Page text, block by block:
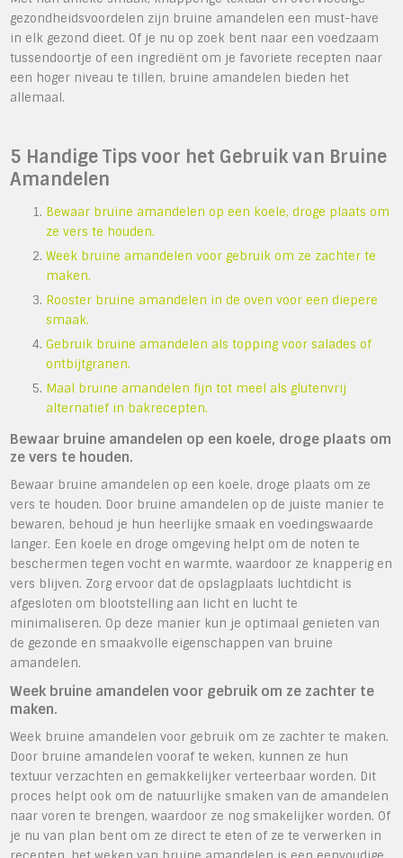
gezondheidsvoordelen zijn bruine amandelen een must-have
in elk gezond dieet. Of je nu op zoek bent naar een voedzaam
tussendoortje of een ingrediënt om je favoriete recepten naar
een hoger niveau te tillen, bruine amandelen bieden het
allemaal.
5 Handige Tips voor het Gebruik van Bruine
Amandelen
Bewaar bruine amandelen op een koele, droge plaats om
ze vers te houden.
Week bruine amandelen voor gebruik om ze zachter te
maken.
Rooster bruine amandelen in de oven voor een diepere
smaak.
Gebruik bruine amandelen als topping voor salades of
ontbijtgranen.
Maal bruine amandelen fijn tot meel als glutenvrij
alternatief in bakrecepten.
Bewaar bruine amandelen op een koele, droge plaats om
ze vers te houden.
Bewaar bruine amandelen op een koele, droge plaats om ze
vers te houden. Door bruine amandelen op de juiste manier te
bewaren, behoud je hun heerlijke smaak en voedingswaarde
langer. Een koele en droge omgeving helpt om de noten te
beschermen tegen vocht en warmte, waardoor ze knapperig en
vers blijven. Zorg ervoor dat de opslagplaats luchtdicht is
afgesloten om blootstelling aan licht en lucht te
minimaliseren. Op deze manier kun je optimaal genieten van
de gezonde en smaakvolle eigenschappen van bruine
amandelen.
Week bruine amandelen voor gebruik om ze zachter te
maken.
Week bruine amandelen voor gebruik om ze zachter te maken.
Door bruine amandelen vooraf te weken, kunnen ze hun
textuur verzachten en gemakkelijker verteerbaar worden. Dit
proces helpt ook om de natuurlijke smaken van de amandelen
naar voren te brengen, waardoor ze nog smakelijker worden. Of
je nu van plan bent om ze direct te eten of ze te verwerken in